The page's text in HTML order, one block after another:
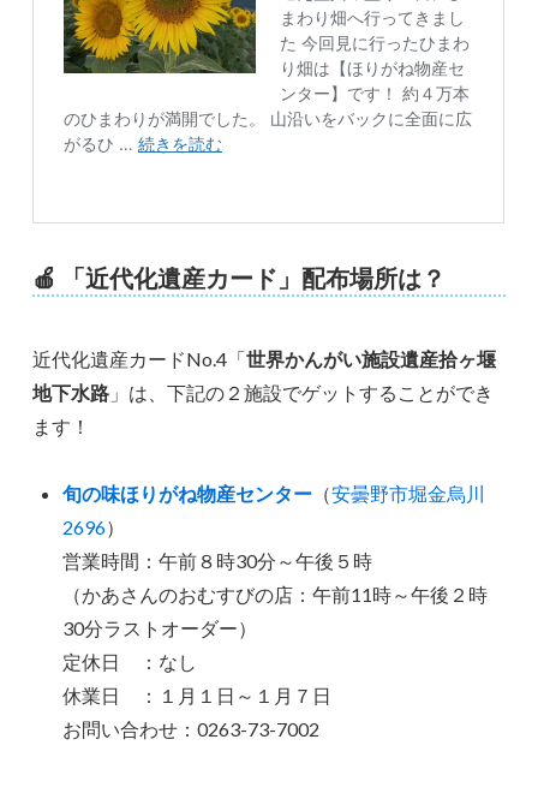
🍎 「近代化遺産カード」配布場所は？
近代化遺産カードNo.4「世界かんがい施設遺産拾ヶ堰
地下水路 」は、下記の２施設でゲットすることができ
ます！
旬の味ほりがね物産センター （安曇野市堀金烏川
2696）
営業時間：午前８時30分～午後５時
（かあさんのおむすびの店：午前11時～午後２時
30分ラストオーダー）
定休日 ：なし
休業日 ：１月１日～１月７日
お問い合わせ：0263-73-7002